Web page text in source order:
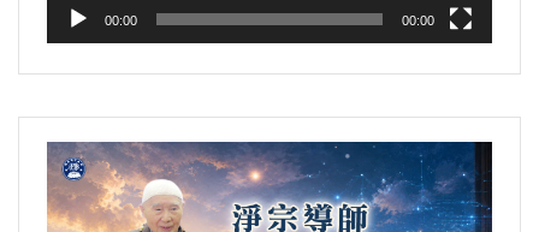
00:00 00:00